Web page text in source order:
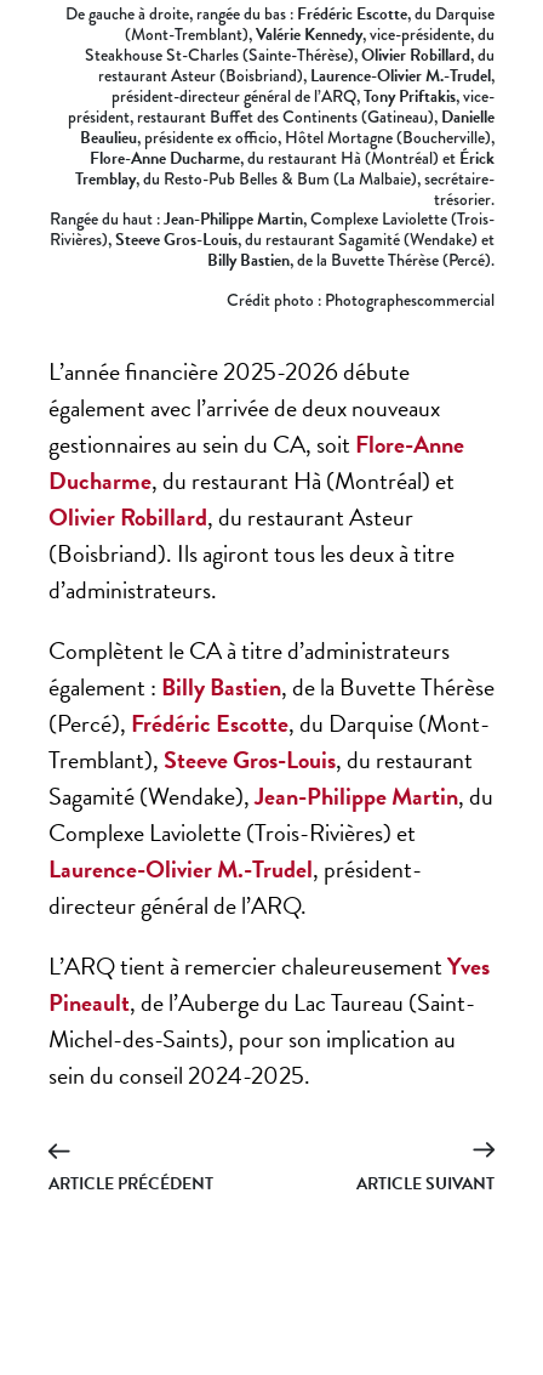
De gauche à droite, rangée du bas : Frédéric Escotte, du Darquise
(Mont-Tremblant),Valérie Kennedy, vice-présidente, du
Steakhouse St-Charles (Sainte-Thérèse),Olivier Robillard, du
restaurant Asteur (Boisbriand), Laurence-Olivier M.-Trudel,
président-directeur général de l’ARQ,Tony Priftakis, vice-
président, restaurant Buffet des Continents (Gatineau), Danielle
Beaulieu, présidente ex officio, Hôtel Mortagne (Boucherville),
Flore-Anne Ducharme, du restaurant Hà (Montréal) et Érick
Tremblay, du Resto-Pub Belles & Bum (La Malbaie), secrétaire-
trésorier.
Rangée du haut :Jean-Philippe Martin, Complexe Laviolette (Trois-
Rivières),Steeve Gros-Louis, du restaurant Sagamité (Wendake) et
Billy Bastien, de la Buvette Thérèse (Percé).
Crédit photo : Photographescommercial
L’année financière 2025-2026 débute
également avec l’arrivée de deux nouveaux
gestionnaires au sein du CA, soitFlore-Anne
Ducharme, du restaurant Hà (Montréal) et
Olivier Robillard, du restaurant Asteur
(Boisbriand). Ils agiront tous les deux à titre
d’administrateurs.
Complètent le CA à titre d’administrateurs
également : Billy Bastien, de la Buvette Thérèse
(Percé), Frédéric Escotte, du Darquise (Mont-
Tremblant), Steeve Gros-Louis, du restaurant
Sagamité (Wendake),Jean-Philippe Martin, du
Complexe Laviolette (Trois-Rivières) et
Laurence-Olivier M.-Trudel, président-
directeur général de l’ARQ.
L’ARQ tient à remercier chaleureusementYves
Pineault, de l’Auberge du Lac Taureau (Saint-
Michel-des-Saints), pour son implication au
sein du conseil 2024-2025.
ARTICLE PRÉCÉDENT ARTICLE SUIVANT